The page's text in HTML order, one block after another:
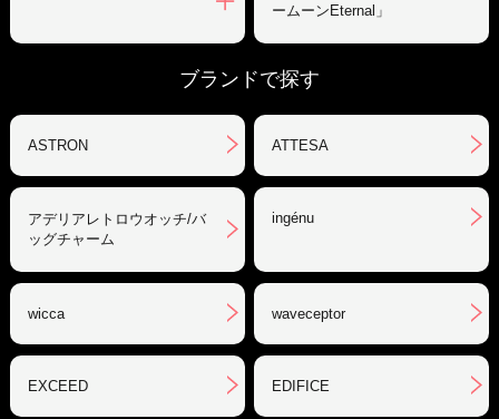
ームーンEternal」
ブランドで探す
ASTRON ATTESA
アデリアレトロウオッチ/バ
ッグチャーム
ingénu
wicca waveceptor
EXCEED EDIFICE